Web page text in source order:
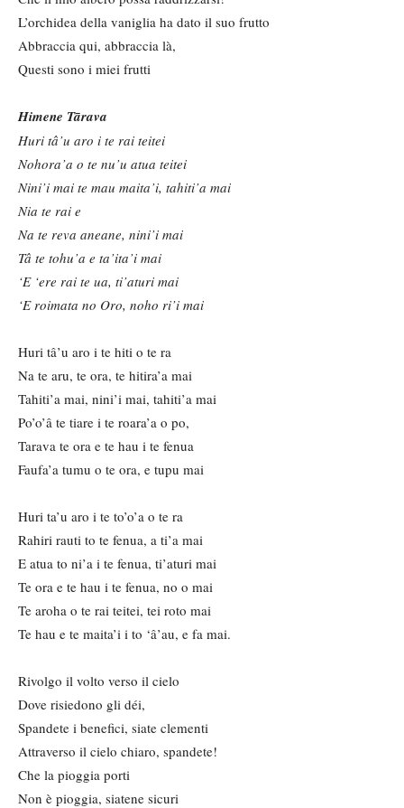
L’orchidea della vaniglia ha dato il suo frutto
Abbraccia qui, abbraccia là,
Questi sono i miei frutti
Himene Tārava
Huri tâ’u aro i te rai teitei
Nohora’a o te nu’u atua teitei
Nini’i mai te mau maita’i, tahiti’a mai
Nia te rai e
Na te reva aneane, nini’i mai
Tâ te tohu’a e ta’ita’i mai
‘E ‘ere rai te ua, ti’aturi mai
‘E roimata no Oro, noho ri’i mai
Huri tâ’u aro i te hiti o te ra
Na te aru, te ora, te hitira’a mai
Tahiti’a mai, nini’i mai, tahiti’a mai
Po’o’â te tiare i te roara’a o po,
Tarava te ora e te hau i te fenua
Faufa’a tumu o te ora, e tupu mai
Huri ta’u aro i te to’o’a o te ra
Rahiri rauti to te fenua, a ti’a mai
E atua to ni’a i te fenua, ti’aturi mai
Te ora e te hau i te fenua, no o mai
Te aroha o te rai teitei, tei roto mai
Te hau e te maita’i i to ‘â’au, e fa mai.
Rivolgo il volto verso il cielo
Dove risiedono gli déi,
Spandete i benefici, siate clementi
Attraverso il cielo chiaro, spandete!
Che la pioggia porti
Non è pioggia, siatene sicuri